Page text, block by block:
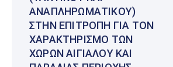
ΑΝΑΠΛΗΡΩΜΑΤΙΚΟΎ)
ΣΤΗΝ ΕΠΙΤΡΟΠΉ ΓΙΑ ΤΟΝ
ΧΑΡΑΚΤΗΡΙΣΜΌ ΤΩΝ
ΧΏΡΩΝ ΑΙΓΙΑΛΟΎ ΚΑΙ